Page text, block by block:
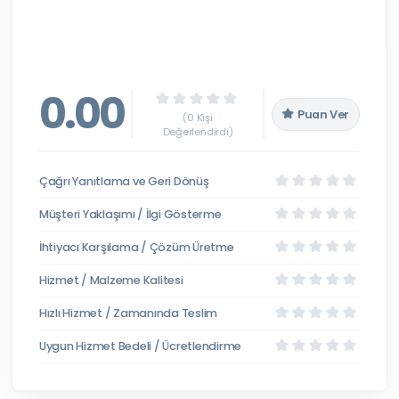
0.00
(0 Kişi
Değerlendirdi)
Puan Ver
Çağrı Yanıtlama ve Geri Dönüş
Müşteri Yaklaşımı / İlgi Gösterme
İhtiyacı Karşılama / Çözüm Üretme
Hizmet / Malzeme Kalitesi
Hızlı Hizmet / Zamanında Teslim
Uygun Hizmet Bedeli / Ücretlendirme